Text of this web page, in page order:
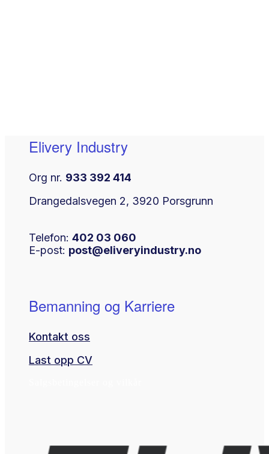
Elivery Industry
Org nr. 933 392 414
Drangedalsvegen 2, 3920 Porsgrunn
Telefon: 402 03 060
E-post: post@eliveryindustry.no
Bemanning og Karriere
Kontakt oss
Last opp CV